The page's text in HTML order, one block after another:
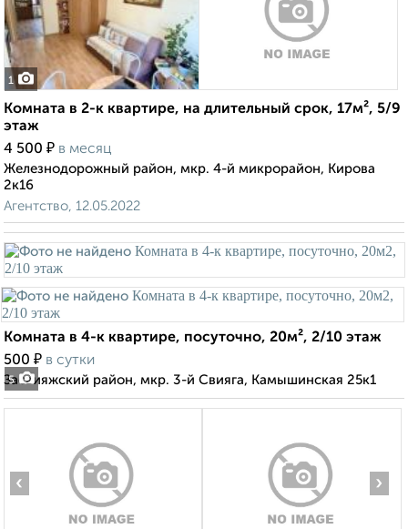
1
Комната в 2-к квартире, на длительный срок, 17м², 5/9
этаж
4 500 ₽ в месяц
Железнодорожный район, мкр. 4-й микрорайон, Кирова
2к16
Агентство, 12.05.2022
5
Комната в 4-к квартире, посуточно, 20м², 2/10 этаж
500 ₽ в сутки
Засвияжский район, мкр. 3-й Свияга, Камышинская 25к1
‹ ›